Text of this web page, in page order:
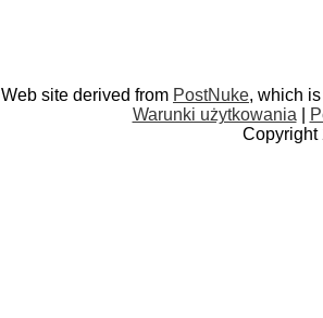
Web site derived from PostNuke, which
Warunki użytkowania
Copyright